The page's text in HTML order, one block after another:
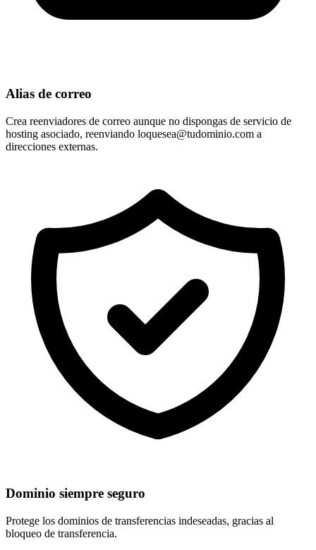
Alias de correo
Crea reenviadores de correo aunque no dispongas de servicio de
hosting asociado, reenviando loquesea@tudominio.com a
direcciones externas.
Dominio siempre seguro
Protege los dominios de transferencias indeseadas, gracias al
bloqueo de transferencia.